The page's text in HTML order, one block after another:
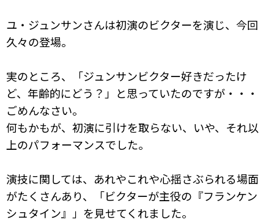
ユ・ジュンサンさんは初演のビクターを演じ、今回
久々の登場。
実のところ、「ジュンサンビクター好きだったけ
ど、年齢的にどう？」と思っていたのですが・・・
ごめんなさい。
何もかもが、初演に引けを取らない、いや、それ以
上のパフォーマンスでした。
演技に関しては、あれやこれや心揺さぶられる場面
がたくさんあり、「ビクターが主役の『フランケン
シュタイン』」を見せてくれました。